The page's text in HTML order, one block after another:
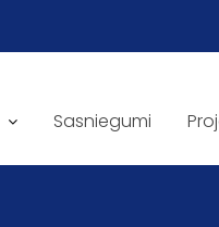
Sasniegumi